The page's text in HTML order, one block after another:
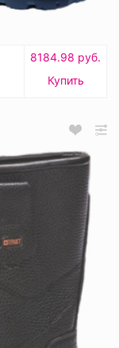
8184.98 руб.
Купить